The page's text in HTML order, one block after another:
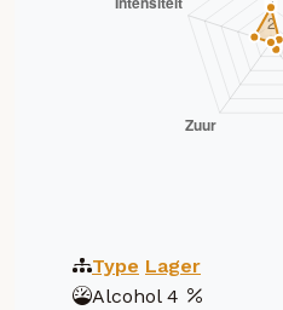
Type Lager
Alcohol 4